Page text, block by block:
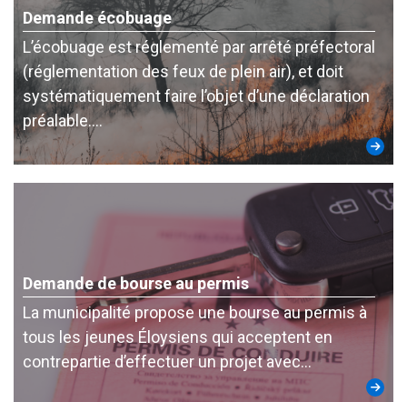
Demande écobuage
L’écobuage est réglementé par arrêté préfectoral
(réglementation des feux de plein air), et doit
systématiquement faire l’objet d’une déclaration
préalable….
Demande de bourse au permis
La municipalité propose une bourse au permis à
tous les jeunes Éloysiens qui acceptent en
contrepartie d’effectuer un projet avec…